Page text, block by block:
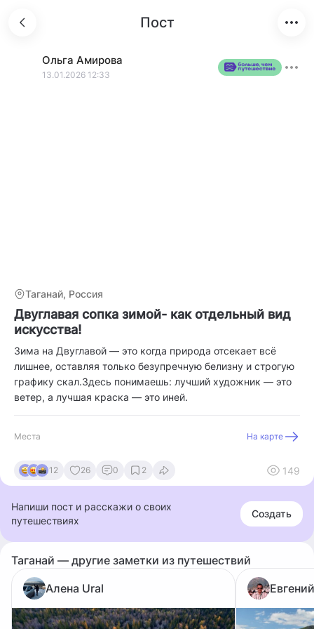
Пост
Ольга Амирова
13.01.2026 12:33
Таганай, Россия
Двуглавая сопка зимой- как отдельный вид
искусства!
​Зима на Двуглавой — это когда природа отсекает всё
лишнее, оставляя только безупречную белизну и строгую
графику скал.​Здесь понимаешь: лучший художник — это
ветер, а лучшая краска — это иней.
Места На карте
12 26 0 2 149
Напиши пост и расскажи о своих
путешествиях
Создать
Таганай — другие заметки из путешествий
Алена Ural